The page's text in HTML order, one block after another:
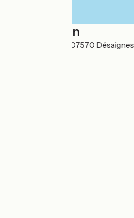
Localisation
Place de la Mairie 07570 Désaignes